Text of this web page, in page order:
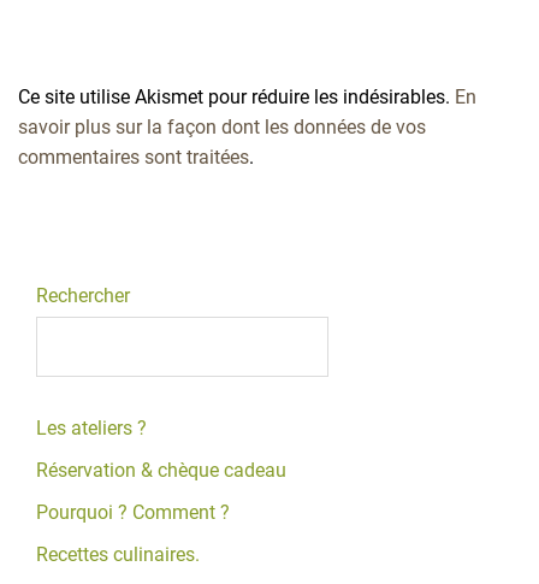
Ce site utilise Akismet pour réduire les indésirables. En
savoir plus sur la façon dont les données de vos
commentaires sont traitées.
Rechercher
Les ateliers ?
Réservation & chèque cadeau
Pourquoi ? Comment ?
Recettes culinaires.